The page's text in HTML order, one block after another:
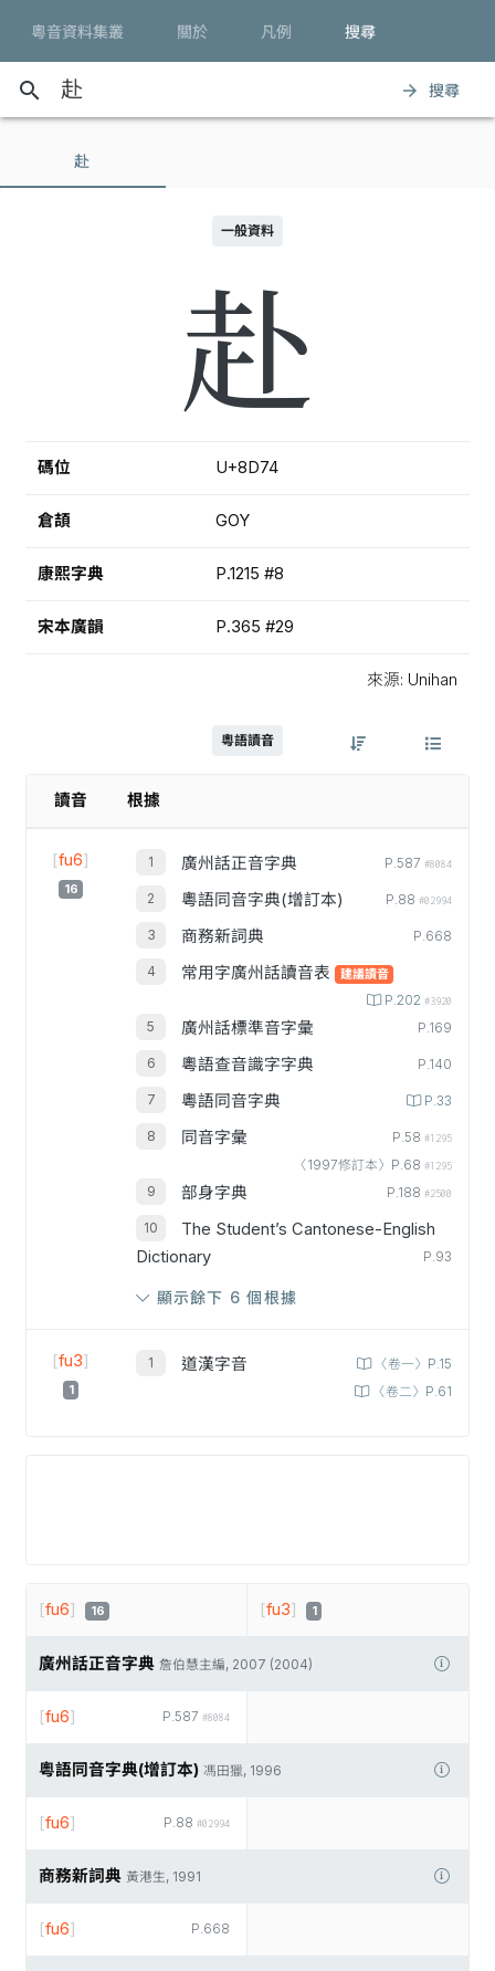
粵音資料集叢 關於 凡例 搜尋
search arrow_forward 搜尋
赴
一般資料
赴
碼位 U+8D74
倉頡 GOY
康熙字典 P.1215 #8
宋本廣韻 P.365 #29
來源: Unihan
粵語讀音
讀音 根據
[fu6]
16
廣州話正音字典 P.587 #8084
粵語同音字典(增訂本) P.88 #02994
商務新詞典 P.668
常用字廣州話讀音表 建議讀音
P.202 #3920
廣州話標準音字彙 P.169
粵語查音識字字典 P.140
粵語同音字典 P.33
同音字彙 P.58 #1295
〈1997修訂本〉P.68 #1295
部身字典 P.188 #2500
The Student’s Cantonese-English
Dictionary
P.93
顯示餘下 6 個根據
[fu3]
1
道漢字音
〈卷一〉P.15
〈卷二〉P.61
[fu6] 16 [fu3] 1
廣州話正音字典 詹伯慧主編, 2007 (2004)
P.587 #8084
[fu6]
粵語同音字典(增訂本) 馮田獵, 1996
P.88 #02994
[fu6]
商務新詞典 黃港生, 1991
P.668
[fu6]